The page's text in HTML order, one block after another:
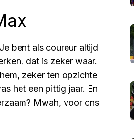
bent als coureur altijd
dat is zeker waar.
zeker ten opzichte
het een pittig jaar. En
Mwah, voor ons